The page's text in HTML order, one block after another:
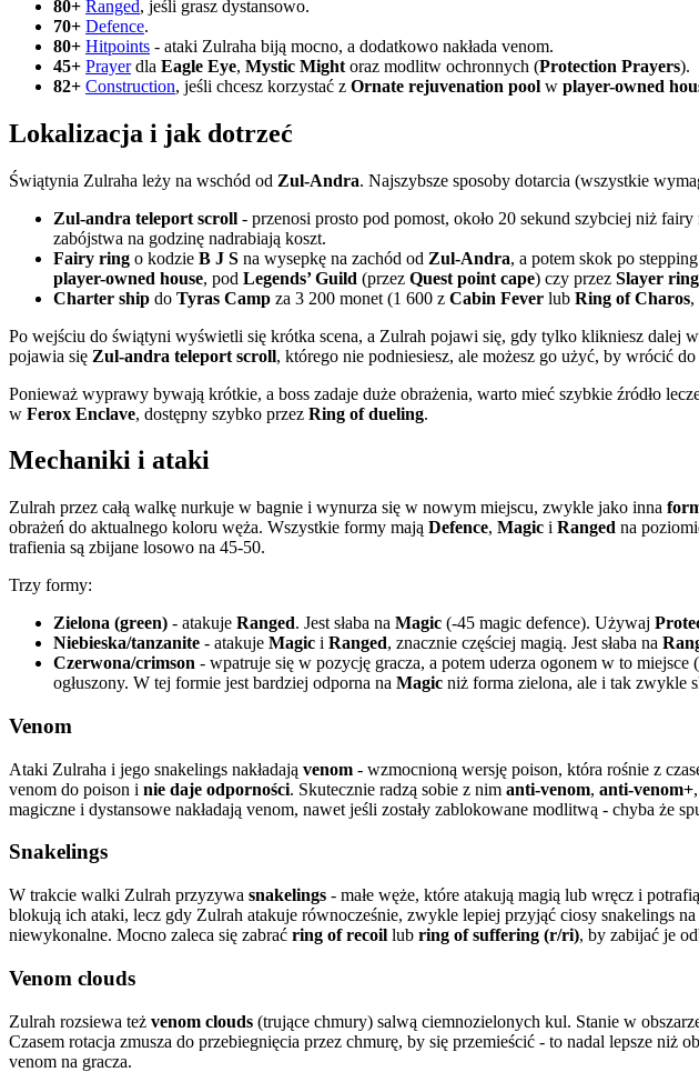
80+ Ranged, jeśli grasz dystansowo.
70+ Defence.
80+ Hitpoints - ataki Zulraha biją mocno, a dodatkowo nakłada venom.
45+ Prayerdla Eagle Eye, Mystic Might oraz modlitw ochronnych (Protection Prayers).
82+ Construction, jeśli chcesz korzystać z Ornate rejuvenation pool w player-owned
Lokalizacja i jak dotrzeć
Świątynia Zulraha leży na wschód od Zul-Andra. Najszybsze sposoby dotarcia (wszystkie
Zul-andra teleport scroll - przenosi prosto pod pomost, około 20 sekund szybciej niż
zabójstwa na godzinę nadrabiają koszt.
Fairy ring o kodzie B J S na wysepkę na zachód od Zul-Andra, a potem skok po
player-owned house, pod Legends’ Guild (przez Quest point cape) czy przez Slayer ring
Charter ship do Tyras Camp za 3 200 monet (1 600 z Cabin Fever lub Ring of Charos,
Po wejściu do świątyni wyświetli się krótka scena, a Zulrah pojawi się, gdy tylko klikniesz dalej
pojawia się Zul-andra teleport scroll, którego nie podniesiesz, ale możesz go użyć, by wrócić do
Ponieważ wyprawy bywają krótkie, a boss zadaje duże obrażenia, warto mieć szybkie źródło
w Ferox Enclave, dostępny szybko przez Ring of dueling.
Mechaniki i ataki
Zulrah przez całą walkę nurkuje w bagnie i wynurza się w nowym miejscu, zwykle jako inna
obrażeń do aktualnego koloru węża. Wszystkie formy mają Defence, Magic i Ranged na
trafienia są zbijane losowo na 45-50.
Trzy formy:
Zielona (green) - atakuje Ranged. Jest słaba na Magic (-45 magic defence). Używaj
Niebieska/tanzanite - atakuje Magic i Ranged, znacznie częściej magią. Jest słaba na
Czerwona/crimson - wpatruje się w pozycję gracza, a potem uderza ogonem w to miejsce
ogłuszony. W tej formie jest bardziej odporna na Magic niż forma zielona, ale i tak zwykle
Venom
Ataki Zulraha i jego snakelings nakładają venom - wzmocnioną wersję poison, która rośnie z
venom do poison i nie daje odporności. Skutecznie radzą sobie z nim anti-venom, anti-venom+,
magiczne i dystansowe nakładają venom, nawet jeśli zostały zablokowane modlitwą - chyba że
Snakelings
W trakcie walki Zulrah przyzywa snakelings - małe węże, które atakują magią lub wręcz i
blokują ich ataki, lecz gdy Zulrah atakuje równocześnie, zwykle lepiej przyjąć ciosy snakelings
niewykonalne. Mocno zaleca się zabrać ring of recoil lub ring of suffering (r/ri), by zabijać je
Venom clouds
Zulrah rozsiewa też venom clouds (trujące chmury) salwą ciemnozielonych kul. Stanie w
Czasem rotacja zmusza do przebiegnięcia przez chmurę, by się przemieścić - to nadal lepsze
venom na gracza.